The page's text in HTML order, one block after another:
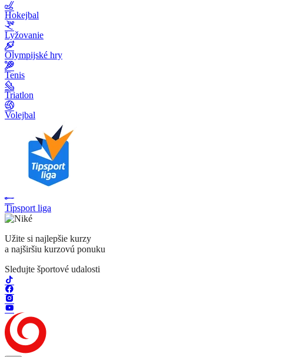
Hokejbal
Lyžovanie
Olympijské hry
Tenis
Triatlon
Volejbal
Tipsport liga
Užite si najlepšie kurzy
a najširšiu kurzovú ponuku
Sledujte športové udalosti